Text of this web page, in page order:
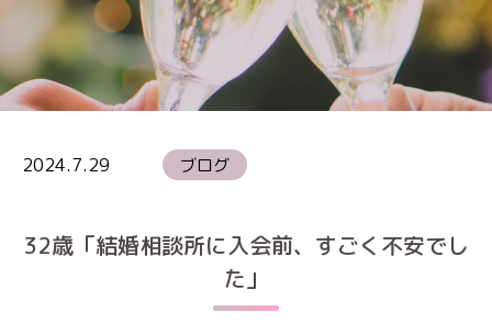
2024.7.29 ブログ
32歳「結婚相談所に入会前、すごく不安でし
た」